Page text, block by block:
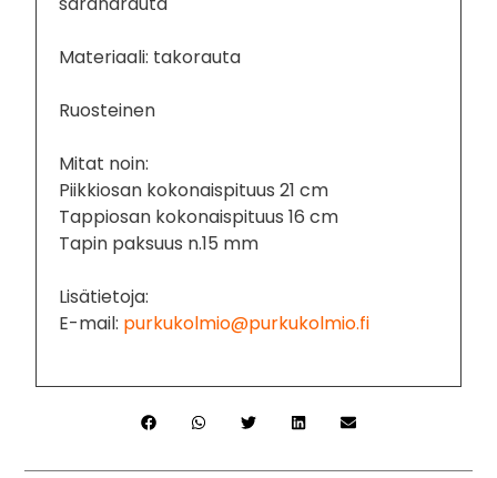
Materiaali: takorauta
Ruosteinen
Mitat noin:
Piikkiosan kokonaispituus 21 cm
Tappiosan kokonaispituus 16 cm
Tapin paksuus n.15 mm
Lisätietoja:
E-mail: purkukolmio@purkukolmio.fi